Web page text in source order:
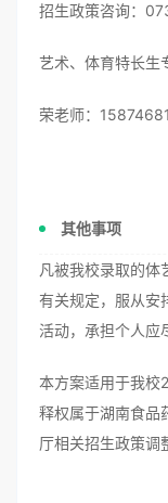
招生政策咨询：
艺术、体育特长生
荣老师：
其他事项
凡被我校录取的体
有关规定，服从安
活动，承担个人应
本方案适用于我校
释权属于湖南食品
厅相关招生政策调